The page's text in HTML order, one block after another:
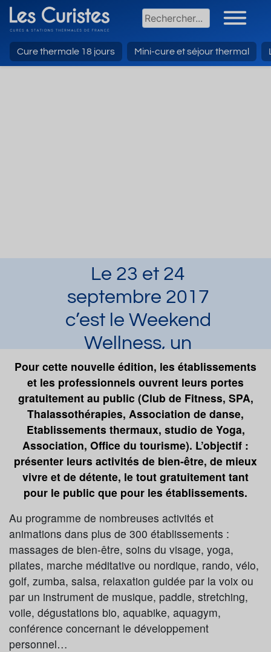
Cure thermale 18 jours Mini-cure et séjour thermal
Le 23 et 24
septembre 2017
c’est le Weekend
Wellness, un
weekend dédié au
bien-être et la
détente, gratuit et
près de chez vous
Article publié par Laura Dupuy le 20/09/2017
Demander une documentation
Pour cette nouvelle édition, les établissements
et les professionnels ouvrent leurs portes
gratuitement au public (Club de Fitness, SPA,
Thalassothérapies, Association de danse,
Etablissements thermaux, studio de Yoga,
Association, Office du tourisme). L’objectif :
présenter leurs activités de bien-être, de mieux
vivre et de détente, le tout gratuitement tant
pour le public que pour les établissements.
Au programme de nombreuses activités et
animations dans plus de 300 établissements :
massages de bien-être, soins du visage, yoga,
pilates, marche méditative ou nordique, rando, vélo,
golf, zumba, salsa, relaxation guidée par la voix ou
par un instrument de musique, paddle, stretching,
voile, dégustations bio, aquabike, aquagym,
conférence concernant le développement
personnel…